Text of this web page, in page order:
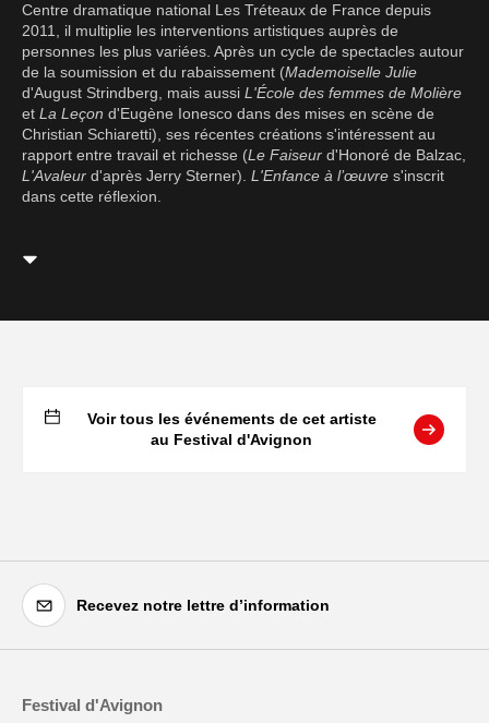
Centre dramatique national Les Tréteaux de France depuis
2011, il multiplie les interventions artistiques auprès de
personnes les plus variées. Après un cycle de spectacles autour
de la soumission et du rabaissement (Mademoiselle Julie
d'August Strindberg, mais aussi L'École des femmes de Molière
et La Leçon d'Eugène Ionesco dans des mises en scène de
Christian Schiaretti), ses récentes créations s'intéressent au
rapport entre travail et richesse (Le Faiseur d'Honoré de Balzac,
L'Avaleur d'après Jerry Sterner). L'Enfance à l’œuvre s'inscrit
dans cette réflexion.
Voir tous les événements de cet artiste
au Festival d'Avignon
Recevez notre lettre d’information
Festival d'Avignon